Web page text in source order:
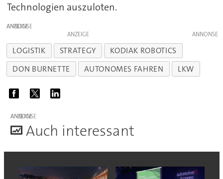
Technologien auszuloten.
ANZEIGE
ANZEIGE
LOGISTIK STRATEGY
KODIAK ROBOTICS
DON BURNETTE
AUTONOMES FAHREN LKW
ANZEIGE
Auch interessant